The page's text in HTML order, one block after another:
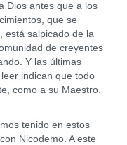
Dios antes que a los
que se
está salpicado de la
de creyentes
Y las últimas
indican que todo
como a su Maestro.
tenido en estos
Nicodemo. A este